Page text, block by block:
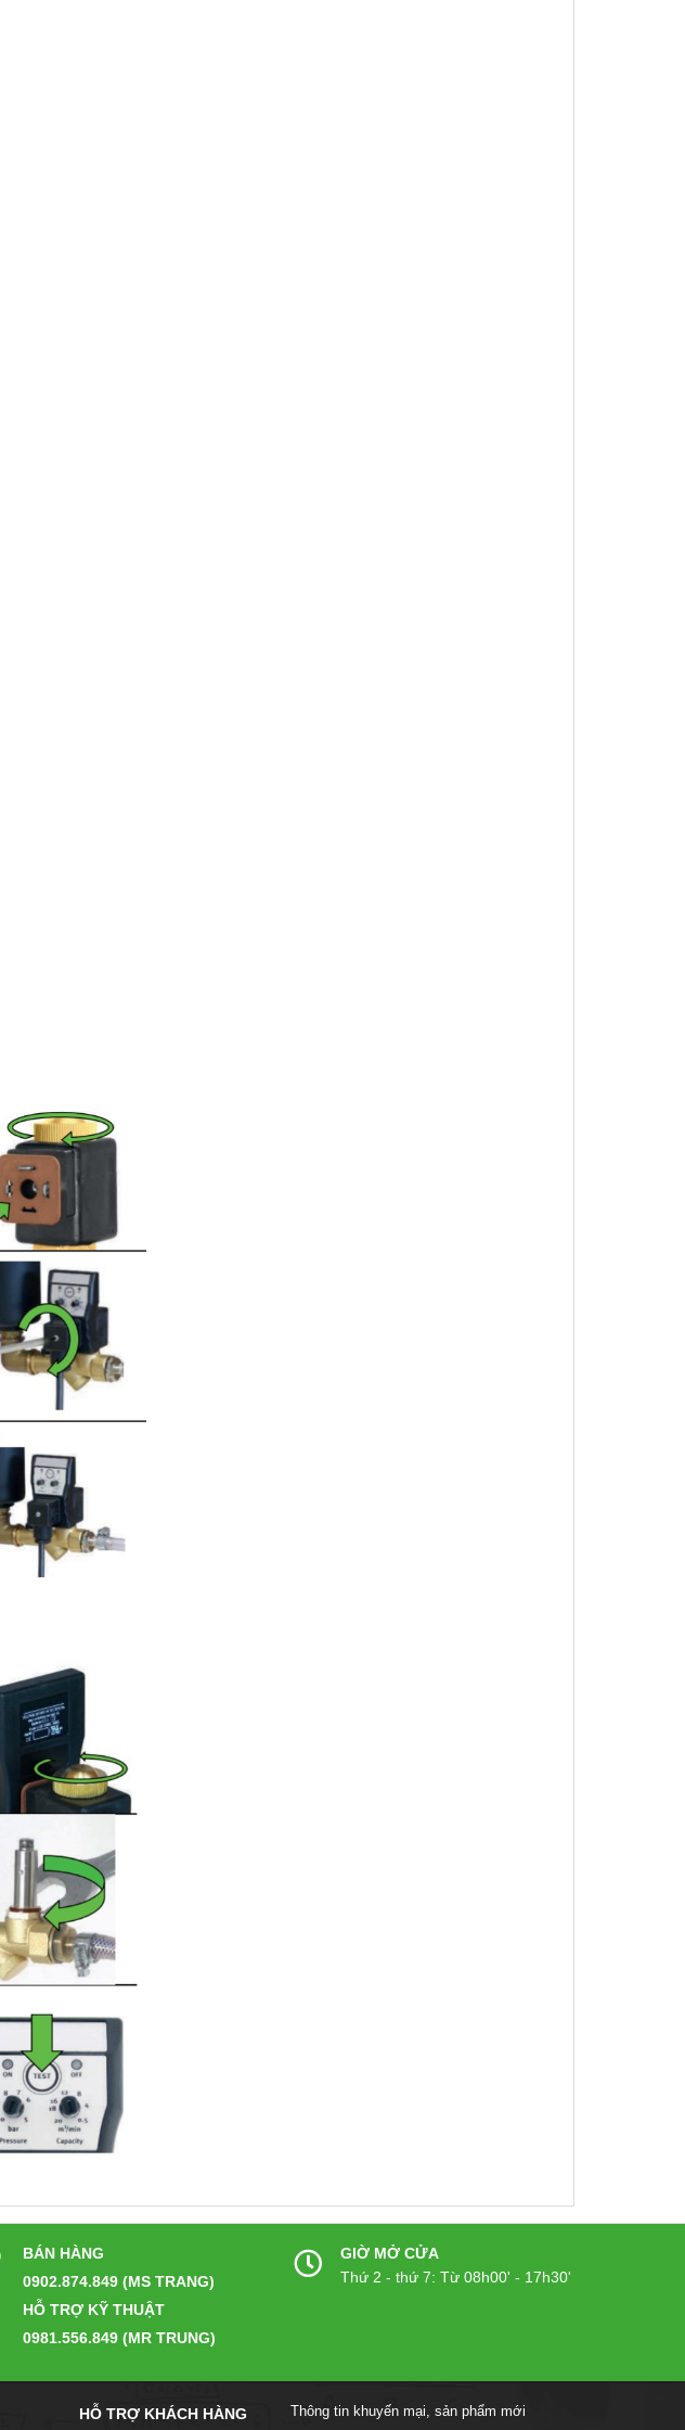
BÁN HÀNG
0902.874.849 (MS TRANG)
HỖ TRỢ KỸ THUẬT
0981.556.849 (MR TRUNG)
GIỜ MỞ CỬA
Thứ 2 - thứ 7: Từ 08h00' - 17h30'
HỖ TRỢ KHÁCH HÀNG Thông tin khuyến mại, sản phẩm mới